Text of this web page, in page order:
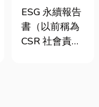
要上市櫃才寫
嗎？3步驟擺
脫綠色轉型焦
ESG 永續報告
書（以前稱為
CSR 社會責任